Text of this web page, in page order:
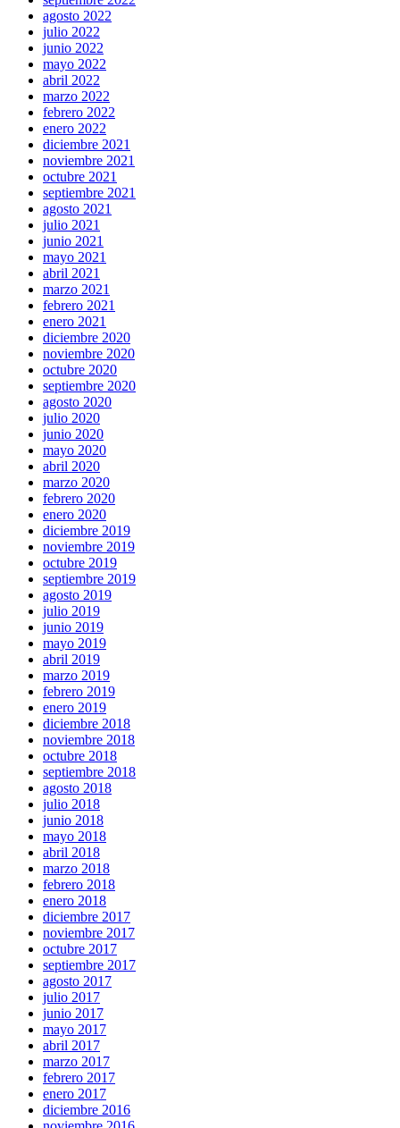
agosto 2022
julio 2022
junio 2022
mayo 2022
abril 2022
marzo 2022
febrero 2022
enero 2022
diciembre 2021
noviembre 2021
octubre 2021
septiembre 2021
agosto 2021
julio 2021
junio 2021
mayo 2021
abril 2021
marzo 2021
febrero 2021
enero 2021
diciembre 2020
noviembre 2020
octubre 2020
septiembre 2020
agosto 2020
julio 2020
junio 2020
mayo 2020
abril 2020
marzo 2020
febrero 2020
enero 2020
diciembre 2019
noviembre 2019
octubre 2019
septiembre 2019
agosto 2019
julio 2019
junio 2019
mayo 2019
abril 2019
marzo 2019
febrero 2019
enero 2019
diciembre 2018
noviembre 2018
octubre 2018
septiembre 2018
agosto 2018
julio 2018
junio 2018
mayo 2018
abril 2018
marzo 2018
febrero 2018
enero 2018
diciembre 2017
noviembre 2017
octubre 2017
septiembre 2017
agosto 2017
julio 2017
junio 2017
mayo 2017
abril 2017
marzo 2017
febrero 2017
enero 2017
diciembre 2016